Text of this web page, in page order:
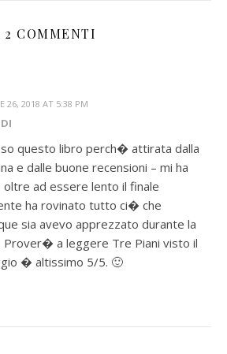
2 COMMENTI
26, 2018 AT 5:38 PM
questo libro perch� attirata dalla
e dalle buone recensioni – mi ha
oltre ad essere lento il finale
ha rovinato tutto ci� che
sia avevo apprezzato durante la
Prover� a leggere Tre Piani visto il
� altissimo 5/5. 🙂